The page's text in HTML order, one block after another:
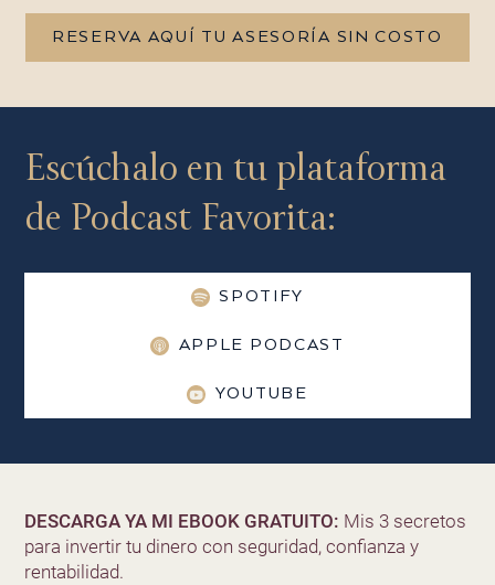
RESERVA AQUÍ TU ASESORÍA SIN COSTO
Escúchalo en tu plataforma
de Podcast Favorita:
SPOTIFY
APPLE PODCAST
YOUTUBE
DESCARGA YA MI EBOOK GRATUITO: Mis 3 secretos
para invertir tu dinero con seguridad, confianza y
rentabilidad.